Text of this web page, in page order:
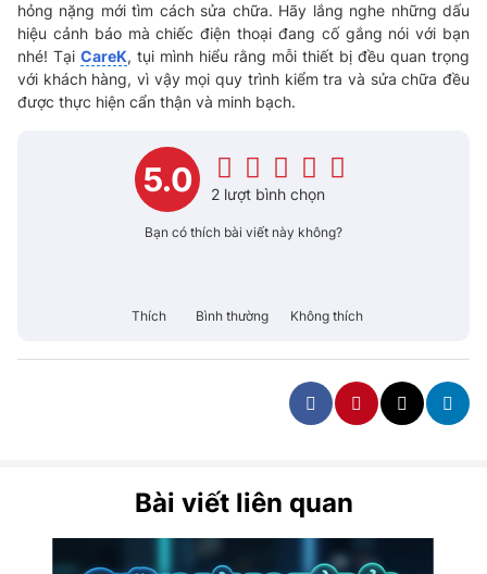
hỏng nặng mới tìm cách sửa chữa. Hãy lắng nghe những dấu
hiệu cảnh báo mà chiếc điện thoại đang cố gắng nói với bạn
nhé! Tại CareK, tụi mình hiểu rằng mỗi thiết bị đều quan trọng
với khách hàng, vì vậy mọi quy trình kiểm tra và sửa chữa đều
được thực hiện cẩn thận và minh bạch.
5.0 2 lượt bình chọn
Bạn có thích bài viết này không?
Thích Bình thường Không thích
Bài viết liên quan